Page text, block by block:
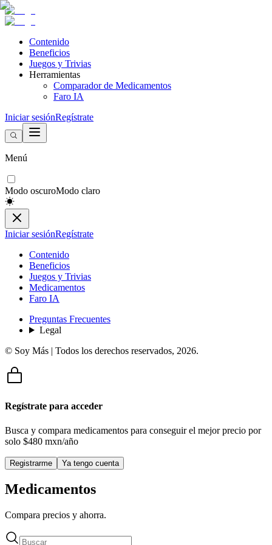
Contenido
Beneficios
Juegos y Trivias
Herramientas
Comparador de Medicamentos
Faro IA
Iniciar sesiónRegístrate
Menú
Modo oscuroModo claro
Iniciar sesiónRegístrate
Contenido
Beneficios
Juegos y Trivias
Medicamentos
Faro IA
Preguntas Frecuentes
Legal
© Soy Más | Todos los derechos reservados, 2026.
Regístrate para acceder
Busca y compara medicamentos para conseguir el mejor precio por
solo $480 mxn/año
Registrarme Ya tengo cuenta
Medicamentos
Compara precios y ahorra.